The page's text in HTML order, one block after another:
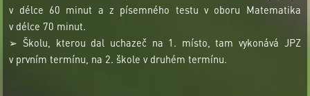
v délce 60 minut a z písemného testu v oboru Matematika
v délce 70 minut.
➢ Školu, kterou dal uchazeč na 1. místo, tam vykonává JPZ
v prvním termínu, na 2. škole v druhém termínu.